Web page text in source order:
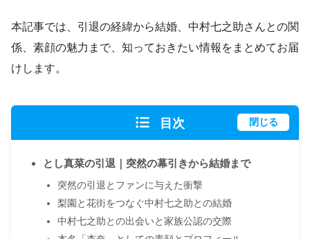
本記事では、引退の経緯から結婚、中村七之助さんとの関
係、素顔の魅力まで、知っておきたい情報をまとめてお届
けします。
目次 閉じる
とし真菜の引退｜突然の幕引きから結婚まで
突然の引退とファンに与えた衝撃
梨園と花街をつなぐ中村七之助との結婚
中村七之助との出会いと家族公認の交際